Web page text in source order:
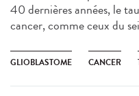
40 dernières années, le
cancer, comme ceux du
GLIOBLASTOME CANCER